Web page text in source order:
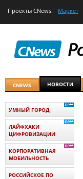
Проекты CNews: Маркет
CNEWS НОВОСТИ
УМНЫЙ ГОРОД
ЛАЙФХАКИ
ЦИФРОВИЗАЦИИ
КОРПОРАТИВНАЯ
МОБИЛЬНОСТЬ
РОССИЙСКОЕ ПО